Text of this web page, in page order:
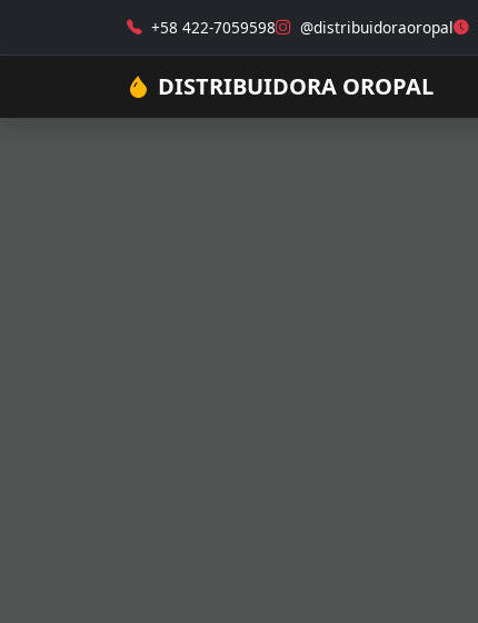
+58 422-7059598 @distribuidoraoropal
DISTRIBUIDORA OROPAL